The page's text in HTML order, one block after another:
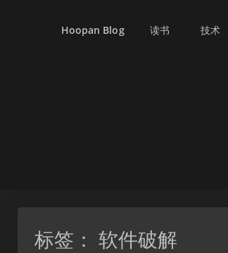
Hoopan Blog 读书 技术
标签： 软件破解